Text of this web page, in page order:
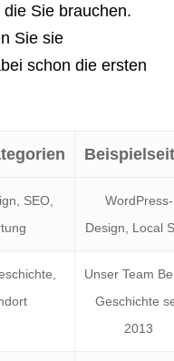
Sie brauchen.
Sie sie
schon die ersten
SEO,
WordPress-
Design, Local
Unser Team
Geschichte
2013